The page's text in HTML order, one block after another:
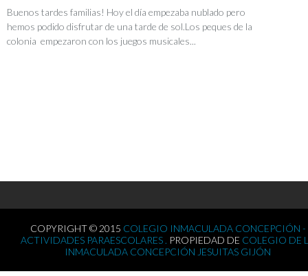
Buenos tardes familias! Hoy el día empezaba nublado pero
hemos podido disfrutar de una tarde de sol.Los peques de la
colonia empezaron con los juegos musicales...
COPYRIGHT © 2015 COLEGIO INMACULADA CONCEPCIÓN -
ACTIVIDADES PARAESCOLARES . PROPIEDAD DE COLEGIO DE
INMACULADA CONCEPCIÓN JESUITAS GIJÓN